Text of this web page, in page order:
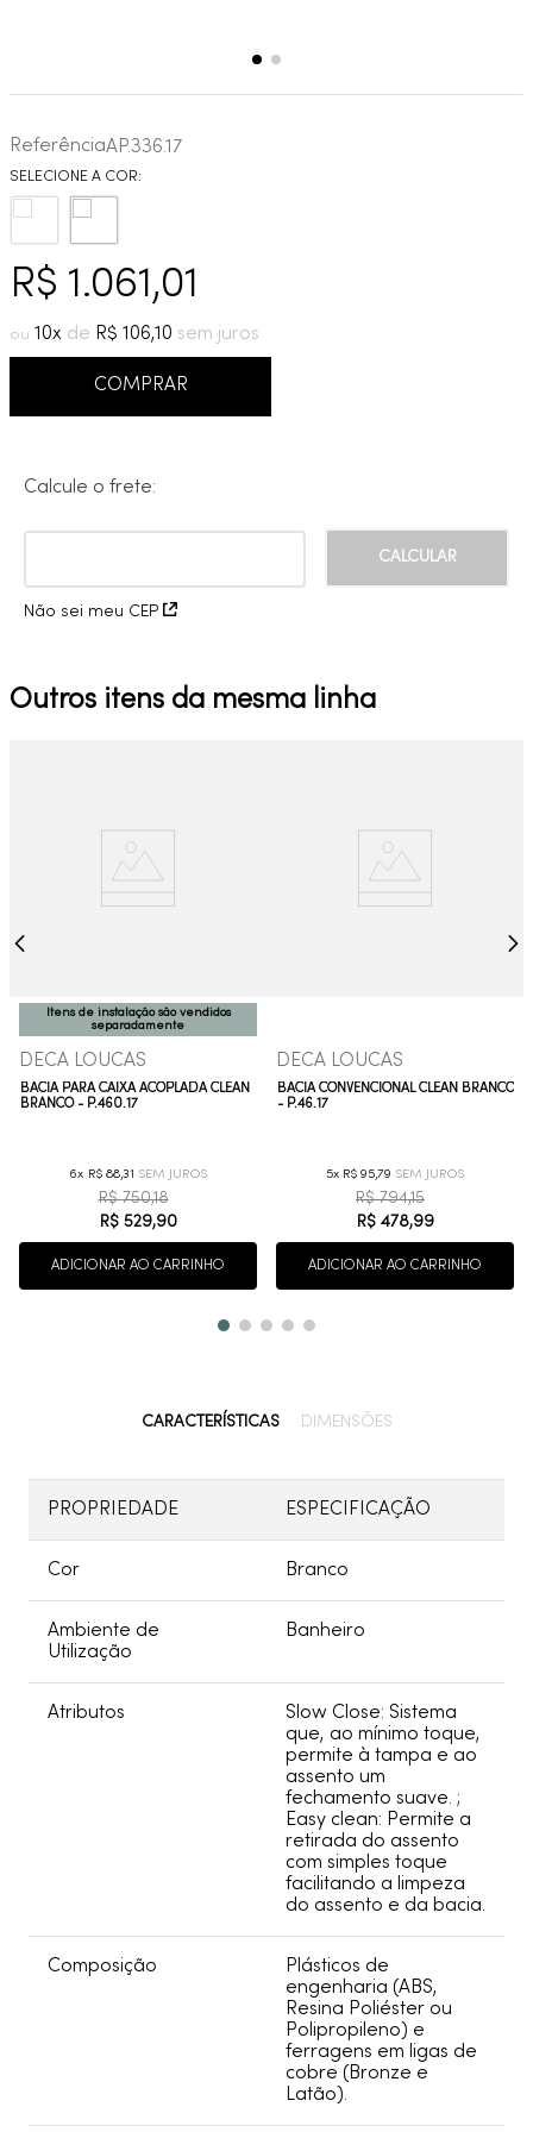
ReferênciaAP.336.17
R$ 1.061,01
10 R$ 106,10
COMPRAR
Calcule o frete:
Não sei meu CEP
Outros itens da mesma linha
Itens de instalação são vendidos
separadamente
DECA LOUCAS
BACIA PARA CAIXA ACOPLADA CLEAN
BRANCO - P.460.17
6 R$ 88,31
R$ 750,18
R$ 529,90
ADICIONAR AO CARRINHO
DECA LOUCAS
BACIA CONVENCIONAL CLEAN BRANCO
- P.46.17
5 R$ 95,79
R$ 794,15
R$ 478,99
ADICIONAR AO CARRINHO
CARACTERÍSTICAS DIMENSÕES
PROPRIEDADE ESPECIFICAÇÃO
Cor Branco
Ambiente de
Utilização
Banheiro
Atributos
Slow Close: Sistema
que, ao mínimo toque,
permite à tampa e ao
assento um
fechamento suave. ;
Easy clean: Permite a
retirada do assento
com simples toque
facilitando a limpeza
do assento e da bacia.
Composição
Plásticos de
engenharia (ABS,
Resina Poliéster ou
Polipropileno) e
ferragens em ligas de
cobre (Bronze e
Latão).